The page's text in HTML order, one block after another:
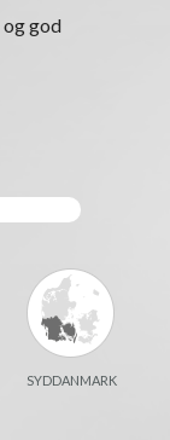
og god
SYDDANMARK